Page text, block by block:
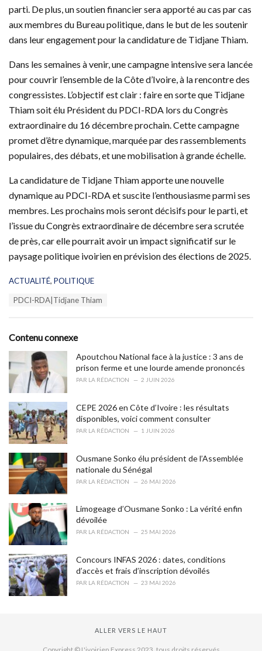
parti. De plus, un soutien financier sera apporté au cas par cas
aux membres du Bureau politique, dans le but de les soutenir
dans leur engagement pour la candidature de Tidjane Thiam.
Dans les semaines à venir, une campagne intensive sera lancée
pour couvrir l’ensemble de la Côte d’Ivoire, à la rencontre des
congressistes. L’objectif est clair : faire en sorte que Tidjane
Thiam soit élu Président du PDCI-RDA lors du Congrès
extraordinaire du 16 décembre prochain. Cette campagne
promet d’être dynamique, marquée par des rassemblements
populaires, des débats, et une mobilisation à grande échelle.
La candidature de Tidjane Thiam apporte une nouvelle
dynamique au PDCI-RDA et suscite l’enthousiasme parmi ses
membres. Les prochains mois seront décisifs pour le parti, et
l’issue du Congrès extraordinaire de décembre sera scrutée
de près, car elle pourrait avoir un impact significatif sur le
paysage politique ivoirien en prévision des élections de 2025.
C
o
r
i
e
s
:
ACTUALITÉ, POLITIQUE
:
PDCI-RDA|Tidjane Thiam
Contenu connexe
Apoutchou National face à la justice : 3 ans de
prison ferme et une lourde amende prononcés
PAR LA RÉDACTION 2 JUIN 2026
CEPE 2026 en Côte d’Ivoire : les résultats
disponibles, voici comment consulter
PAR LA RÉDACTION 1 JUIN 2026
Ousmane Sonko élu président de l’Assemblée
nationale du Sénégal
PAR LA RÉDACTION 26 MAI 2026
Limogeage d’Ousmane Sonko : La vérité enfin
dévoilée
PAR LA RÉDACTION 25 MAI 2026
Concours INFAS 2026 : dates, conditions
d’accès et frais d’inscription dévoilés
PAR LA RÉDACTION 23 MAI 2026
ALLER VERS LE HAUT